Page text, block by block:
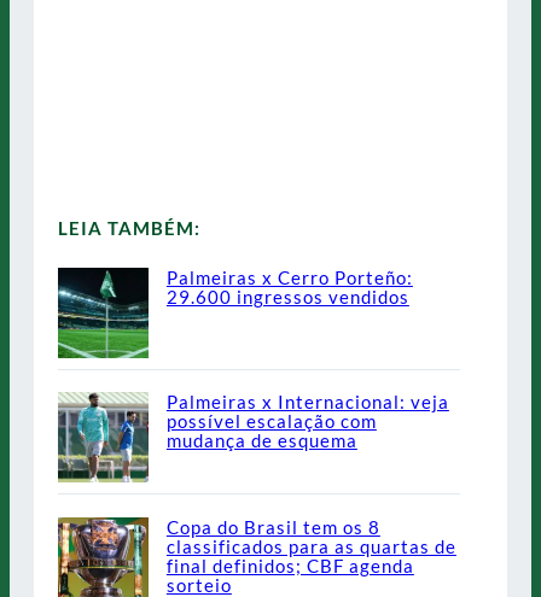
LEIA TAMBÉM:
Palmeiras x Cerro Porteño:
29.600 ingressos vendidos
Palmeiras x Internacional: veja
possível escalação com
mudança de esquema
Copa do Brasil tem os 8
classificados para as quartas de
final definidos; CBF agenda
sorteio